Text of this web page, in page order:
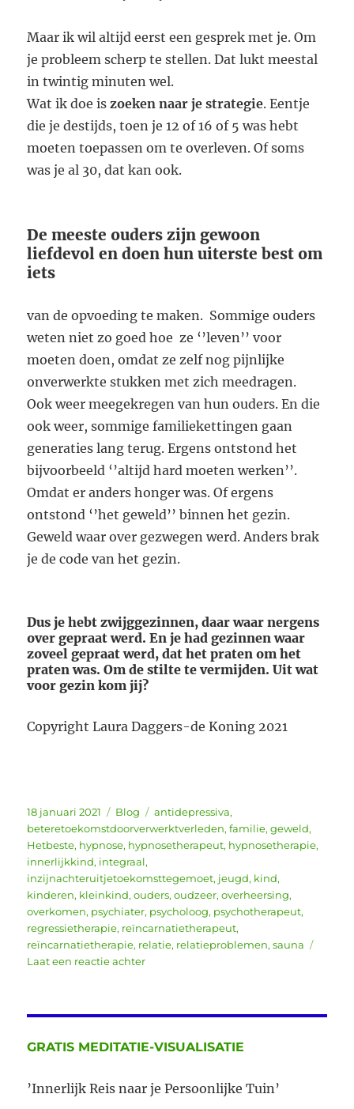
Maar ik wil altijd eerst een gesprek met je. Om
je probleem scherp te stellen. Dat lukt meestal
in twintig minuten wel.
Wat ik doe iszoeken naar je strategie. Eentje
die je destijds, toen je 12 of 16 of 5 was hebt
moeten toepassen om te overleven. Of soms
was je al 30, dat kan ook.
De meeste ouders zijn gewoon
liefdevol en doen hun uiterste best om
iets
van de opvoeding te maken. Sommige ouders
weten niet zo goed hoe ze ‘’leven’’ voor
moeten doen, omdat ze zelf nog pijnlijke
onverwerkte stukken met zich meedragen.
Ook weer meegekregen van hun ouders. En die
ook weer, sommige familiekettingen gaan
generaties lang terug. Ergens ontstond het
bijvoorbeeld ‘’altijd hard moeten werken’’.
Omdat er anders honger was. Of ergens
ontstond ‘’het geweld’’ binnen het gezin.
Geweld waar over gezwegen werd. Anders brak
je de code van het gezin.
Dus je hebt zwijggezinnen, daar waar nergens
over gepraat werd. En je had gezinnen waar
zoveel gepraat werd, dat het praten om het
praten was. Om de stilte te vermijden. Uit wat
voor gezin kom jij?
Copyright Laura Daggers-de Koning 2021
Geplaatst
op
18 januari 2021 Categorieën
Blog Tags
antidepressiva,
beteretoekomstdoorverwerktverleden,familie,geweld,
Hetbeste, hypnose, hypnosetherapeut, hypnosetherapie,
innerlijkkind, integraal,
inzijnachteruitjetoekomsttegemoet, jeugd, kind,
kinderen, kleinkind,ouders,oudzeer,overheersing,
overkomen, psychiater, psycholoog, psychotherapeut,
regressietherapie, reïncarnatietherapeut,
reïncarnatietherapie, relatie, relatieproblemen,sauna
Laat een reactie achterop
wat
afgelopen
GRATIS MEDITATIE-VISUALISATIE
’Innerlijk Reis naar je Persoonlijke Tuin’